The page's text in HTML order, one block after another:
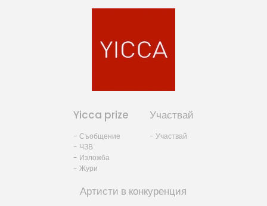
Yicca prize
- Съобщение
- ЧЗВ
- Изложба
- Жури
Участвай
- Участвай
Артисти в конкуренция